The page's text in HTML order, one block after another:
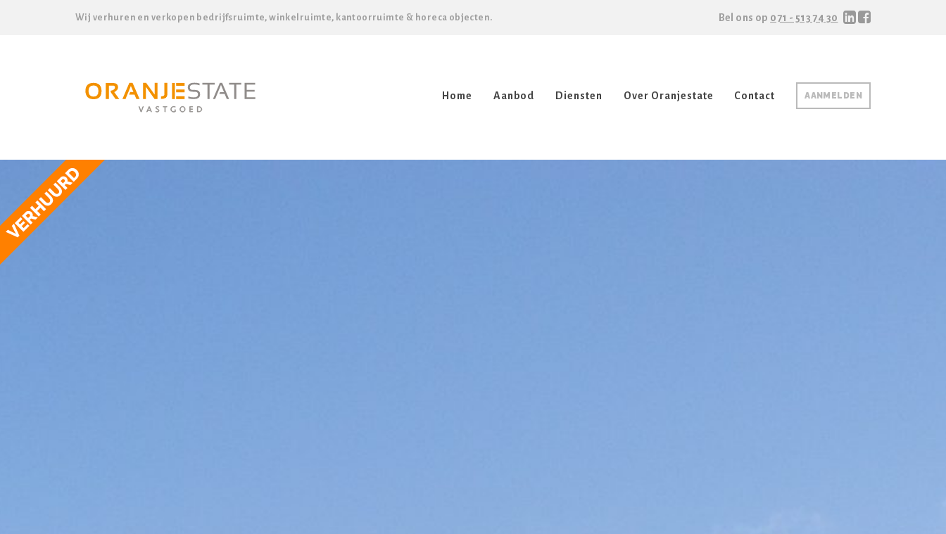
Wij verhuren en verkopen bedrijfsruimte, winkelruimte, kantoorruimte & horeca objecten. Bel ons op 071 - 513 74 30
AANMELDEN
Home Aanbod Diensten Over Oranjestate Contact